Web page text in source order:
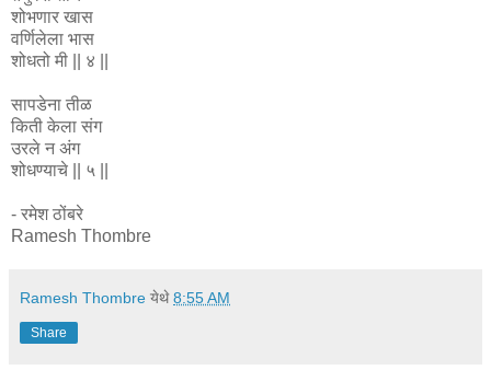
शोभणार खास
वर्णिलेला भास
शोधतो मी || ४ ||
सापडेना तीळ
किती केला संग
उरले न अंग
शोधण्याचे || ५ ||
- रमेश ठोंबरे
Ramesh Thombre
Ramesh Thombre येथे8:55 AM
Share